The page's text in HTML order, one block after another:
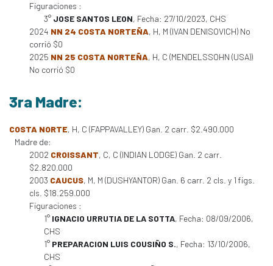
Figuraciones :
3° JOSE SANTOS LEON, Fecha: 27/10/2023, CHS
2024 NN 24 COSTA NORTEÑA, H, M (IVAN DENISOVICH) No
corrió $0
2025 NN 25 COSTA NORTEÑA, H, C (MENDELSSOHN (USA))
No corrió $0
3ra Madre:
COSTA NORTE, H, C (FAPPAVALLEY) Gan. 2 carr. $2.490.000
Madre de:
2002 CROISSANT, C, C (INDIAN LODGE) Gan. 2 carr.
$2.820.000
2003 CAUCUS, M, M (DUSHYANTOR) Gan. 6 carr. 2 cls. y 1 figs.
cls. $18.259.000
Figuraciones :
1° IGNACIO URRUTIA DE LA SOTTA, Fecha: 08/09/2006,
CHS
1° PREPARACION LUIS COUSIÑO S., Fecha: 13/10/2006,
CHS